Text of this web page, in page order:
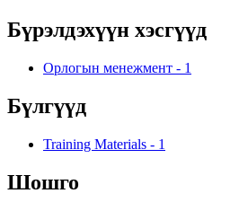
Бүрэлдэхүүн хэсгүүд
Орлогын менежмент - 1
Бүлгүүд
Training Materials - 1
Шошго